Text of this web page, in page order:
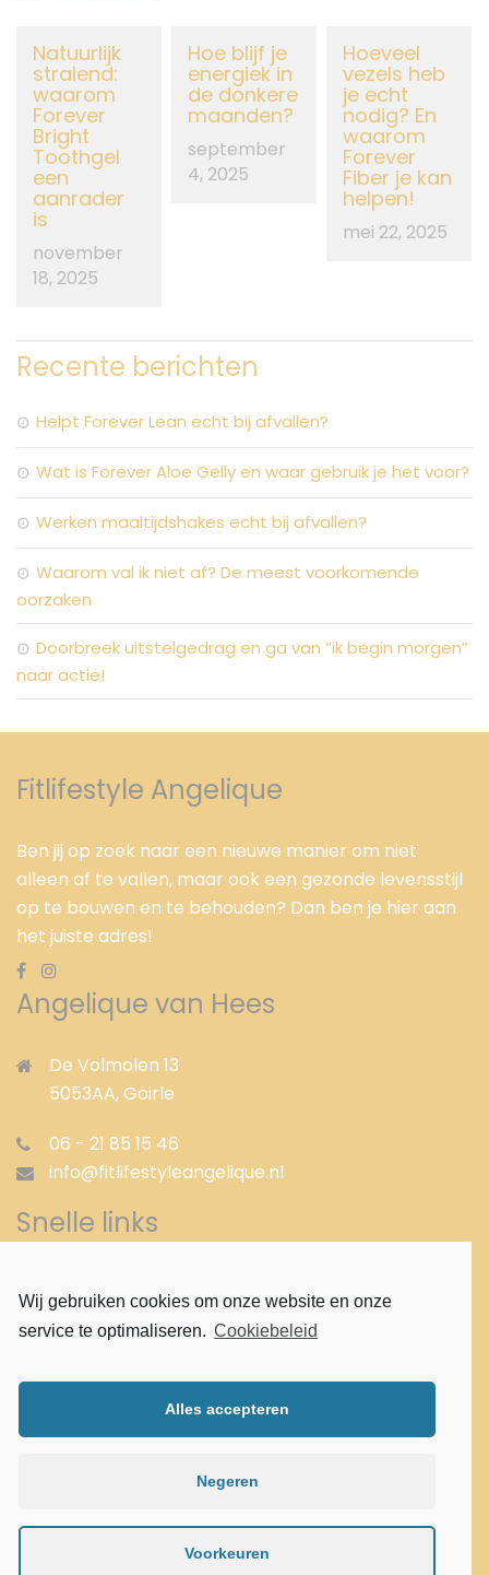
Wij gebruiken cookies om onze website en onze
service te optimaliseren. Cookiebeleid
Alles accepteren
Negeren
Voorkeuren
Natuurlijk
stralend:
waarom
Forever
Bright
Toothgel
een
aanrader
is
november
18, 2025
Hoe blijf je
energiek in
de donkere
maanden?
september
4, 2025
Hoeveel
vezels heb
je echt
nodig? En
waarom
Forever
Fiber je kan
helpen!
mei 22, 2025
Recente berichten
Helpt Forever Lean echt bij afvallen?
Wat is Forever Aloe Gelly en waar gebruik je het voor?
Werken maaltijdshakes echt bij afvallen?
Waarom val ik niet af? De meest voorkomende
oorzaken
Doorbreek uitstelgedrag en ga van “ik begin morgen”
naar actie!
Fitlifestyle Angelique
Ben jij op zoek naar een nieuwe manier om niet
alleen af te vallen, maar ook een gezonde levensstijl
op te bouwen en te behouden? Dan ben je hier aan
het juiste adres!
Angelique van Hees
De Volmolen 13
5053AA,Goirle
06 - 21 85 15 46
info@fitlifestyleangelique.nl
Snelle links
Afvallen met shakes
Afvallen met pillen
Aloë vera Cleansingprogramma